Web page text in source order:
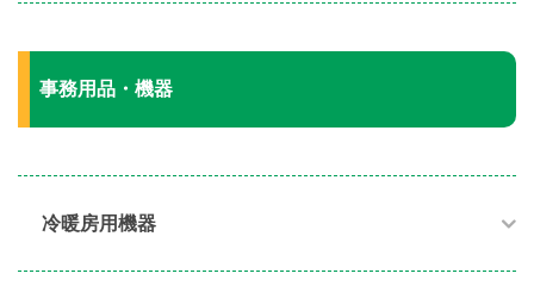
事務用品・機器
冷暖房用機器​